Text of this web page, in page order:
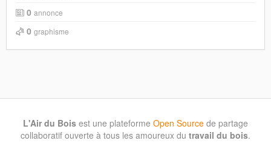
0 annonce
0 graphisme
L'Air du Bois est une plateforme Open Source de partage
collaboratif ouverte à tous les amoureux du travail du bois.